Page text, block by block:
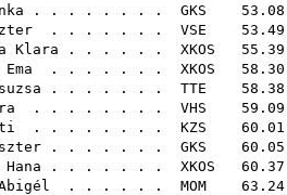
. . . . . . . . GKS 53.08
. . . . . . . VSE 53.49
Klara . . . . . . XKOS 55.39
. . . . . . . XKOS 58.30
. . . . . . . TTE 58.38
. . . . . . . . VHS 59.09
. . . . . . . . KZS 60.01
. . . . . . . GKS 60.05
. . . . . . . XKOS 60.37
. . . . . . MOM 63.24